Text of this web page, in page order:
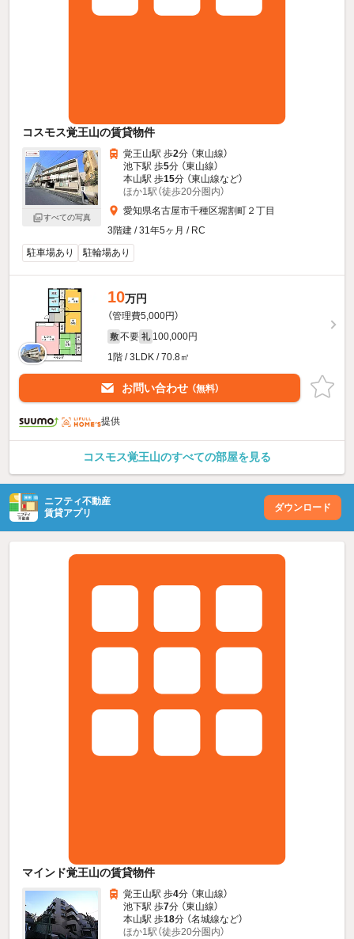
コスモス覚王山の賃貸物件
すべての写真
覚王山駅 歩2分 （東山線）
池下駅 歩5分 （東山線）
本山駅 歩15分 （東山線など）
ほか1駅（徒歩20分圏内）
愛知県名古屋市千種区堀割町２丁目
3階建 / 31年5ヶ月 / RC
駐車場あり
駐輪場あり
10万円
（管理費5,000円）
敷 不要 礼 100,000円
1階 / 3LDK / 70.8㎡
お問い合わせ （無料）
提供
コスモス覚王山のすべての部屋を見る
ニフティ不動産
賃貸アプリ
ダウンロード
マインド覚王山の賃貸物件
覚王山駅 歩4分 （東山線）
池下駅 歩7分 （東山線）
本山駅 歩18分 （名城線など）
ほか1駅（徒歩20分圏内）